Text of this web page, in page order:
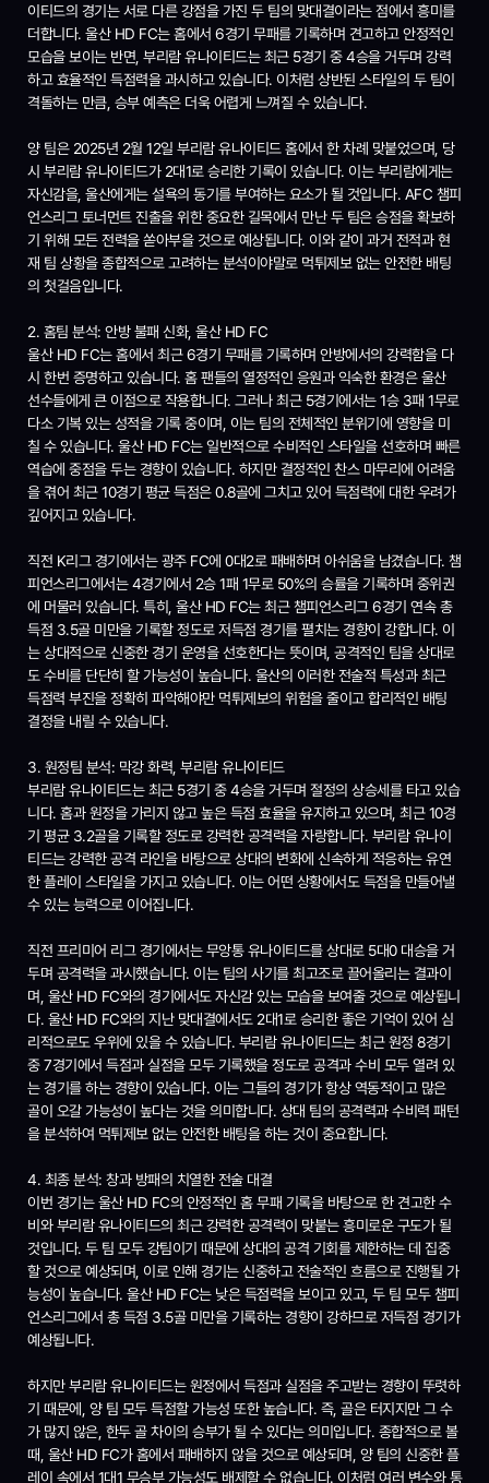
이티드의 경기는 서로 다른 강점을 가진 두 팀의 맞대결이라는 점에서 흥미를
더합니다. 울산 HD FC는 홈에서 6경기 무패를 기록하며 견고하고 안정적인
모습을 보이는 반면, 부리람 유나이티드는 최근 5경기 중 4승을 거두며 강력
하고 효율적인 득점력을 과시하고 있습니다. 이처럼 상반된 스타일의 두 팀이
격돌하는 만큼, 승부 예측은 더욱 어렵게 느껴질 수 있습니다.
양 팀은 2025년 2월 12일 부리람 유나이티드 홈에서 한 차례 맞붙었으며, 당
시 부리람 유나이티드가 2대1로 승리한 기록이 있습니다. 이는 부리람에게는
자신감을, 울산에게는 설욕의 동기를 부여하는 요소가 될 것입니다. AFC 챔피
언스리그 토너먼트 진출을 위한 중요한 길목에서 만난 두 팀은 승점을 확보하
기 위해 모든 전력을 쏟아부을 것으로 예상됩니다. 이와 같이 과거 전적과 현
재 팀 상황을 종합적으로 고려하는 분석이야말로 먹튀제보 없는 안전한 배팅
의 첫걸음입니다.
2. 홈팀 분석: 안방 불패 신화, 울산 HD FC
울산 HD FC는 홈에서 최근 6경기 무패를 기록하며 안방에서의 강력함을 다
시 한번 증명하고 있습니다. 홈 팬들의 열정적인 응원과 익숙한 환경은 울산
선수들에게 큰 이점으로 작용합니다. 그러나 최근 5경기에서는 1승 3패 1무로
다소 기복 있는 성적을 기록 중이며, 이는 팀의 전체적인 분위기에 영향을 미
칠 수 있습니다. 울산 HD FC는 일반적으로 수비적인 스타일을 선호하며 빠른
역습에 중점을 두는 경향이 있습니다. 하지만 결정적인 찬스 마무리에 어려움
을 겪어 최근 10경기 평균 득점은 0.8골에 그치고 있어 득점력에 대한 우려가
깊어지고 있습니다.
직전 K리그 경기에서는 광주 FC에 0대2로 패배하며 아쉬움을 남겼습니다. 챔
피언스리그에서는 4경기에서 2승 1패 1무로 50%의 승률을 기록하며 중위권
에 머물러 있습니다. 특히, 울산 HD FC는 최근 챔피언스리그 6경기 연속 총
득점 3.5골 미만을 기록할 정도로 저득점 경기를 펼치는 경향이 강합니다. 이
는 상대적으로 신중한 경기 운영을 선호한다는 뜻이며, 공격적인 팀을 상대로
도 수비를 단단히 할 가능성이 높습니다. 울산의 이러한 전술적 특성과 최근
득점력 부진을 정확히 파악해야만 먹튀제보의 위험을 줄이고 합리적인 배팅
결정을 내릴 수 있습니다.
3. 원정팀 분석: 막강 화력, 부리람 유나이티드
부리람 유나이티드는 최근 5경기 중 4승을 거두며 절정의 상승세를 타고 있습
니다. 홈과 원정을 가리지 않고 높은 득점 효율을 유지하고 있으며, 최근 10경
기 평균 3.2골을 기록할 정도로 강력한 공격력을 자랑합니다. 부리람 유나이
티드는 강력한 공격 라인을 바탕으로 상대의 변화에 신속하게 적응하는 유연
한 플레이 스타일을 가지고 있습니다. 이는 어떤 상황에서도 득점을 만들어낼
수 있는 능력으로 이어집니다.
직전 프리미어 리그 경기에서는 무앙통 유나이티드를 상대로 5대0 대승을 거
두며 공격력을 과시했습니다. 이는 팀의 사기를 최고조로 끌어올리는 결과이
며, 울산 HD FC와의 경기에서도 자신감 있는 모습을 보여줄 것으로 예상됩니
다. 울산 HD FC와의 지난 맞대결에서도 2대1로 승리한 좋은 기억이 있어 심
리적으로도 우위에 있을 수 있습니다. 부리람 유나이티드는 최근 원정 8경기
중 7경기에서 득점과 실점을 모두 기록했을 정도로 공격과 수비 모두 열려 있
는 경기를 하는 경향이 있습니다. 이는 그들의 경기가 항상 역동적이고 많은
골이 오갈 가능성이 높다는 것을 의미합니다. 상대 팀의 공격력과 수비력 패턴
을 분석하여 먹튀제보 없는 안전한 배팅을 하는 것이 중요합니다.
4. 최종 분석: 창과 방패의 치열한 전술 대결
이번 경기는 울산 HD FC의 안정적인 홈 무패 기록을 바탕으로 한 견고한 수
비와 부리람 유나이티드의 최근 강력한 공격력이 맞붙는 흥미로운 구도가 될
것입니다. 두 팀 모두 강팀이기 때문에 상대의 공격 기회를 제한하는 데 집중
할 것으로 예상되며, 이로 인해 경기는 신중하고 전술적인 흐름으로 진행될 가
능성이 높습니다. 울산 HD FC는 낮은 득점력을 보이고 있고, 두 팀 모두 챔피
언스리그에서 총 득점 3.5골 미만을 기록하는 경향이 강하므로 저득점 경기가
예상됩니다.
하지만 부리람 유나이티드는 원정에서 득점과 실점을 주고받는 경향이 뚜렷하
기 때문에, 양 팀 모두 득점할 가능성 또한 높습니다. 즉, 골은 터지지만 그 수
가 많지 않은, 한두 골 차이의 승부가 될 수 있다는 의미입니다. 종합적으로 볼
때, 울산 HD FC가 홈에서 패배하지 않을 것으로 예상되며, 양 팀의 신중한 플
레이 속에서 1대1 무승부 가능성도 배제할 수 없습니다. 이처럼 여러 변수와 통